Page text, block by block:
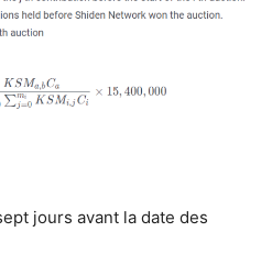
jours avant la date des